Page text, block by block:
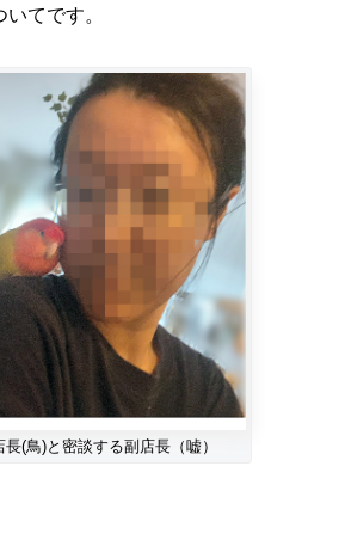
てです。
長(鳥)と密談する副店長（嘘）